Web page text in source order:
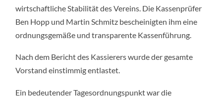
wirtschaftliche Stabilität des Vereins. Die Kassenprüfer
Ben Hopp und Martin Schmitz bescheinigten ihm eine
ordnungsgemäße und transparente Kassenführung.
Nach dem Bericht des Kassierers wurde der gesamte
Vorstand einstimmig entlastet.
Ein bedeutender Tagesordnungspunkt war die